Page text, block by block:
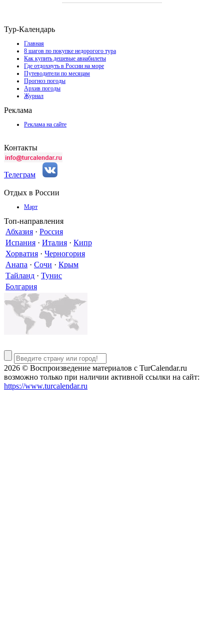
Тур-Календарь
Главная
8 шагов по покупке недорогого тура
Как купить дешевые авиабилеты
Где отдохнуть в России на море
Путеводители по месяцам
Прогноз погоды
Архив погоды
Журнал
Реклама
Реклама на сайте
Контакты
Телеграм
Отдых в России
Март
Топ-направления
Абхазия · Россия
Испания · Италия · Кипр
Хорватия · Черногория
Анапа · Сочи · Крым
Тайланд · Тунис
Болгария
2026 © Воспроизведение материалов c TurCalendar.ru
возможно только при наличии активной ссылки на сайт:
https://www.turcalendar.ru